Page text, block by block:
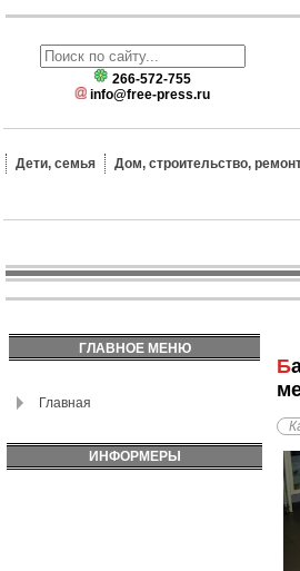
266-572-755
info@free-press.ru
Дети, семья Дом, строительство,
ГЛАВНОЕ МЕНЮ
Главная
ИНФОРМЕРЫ
Бабушкинская Участковая Ветлечебница Северо-Восточного Административного Округа,